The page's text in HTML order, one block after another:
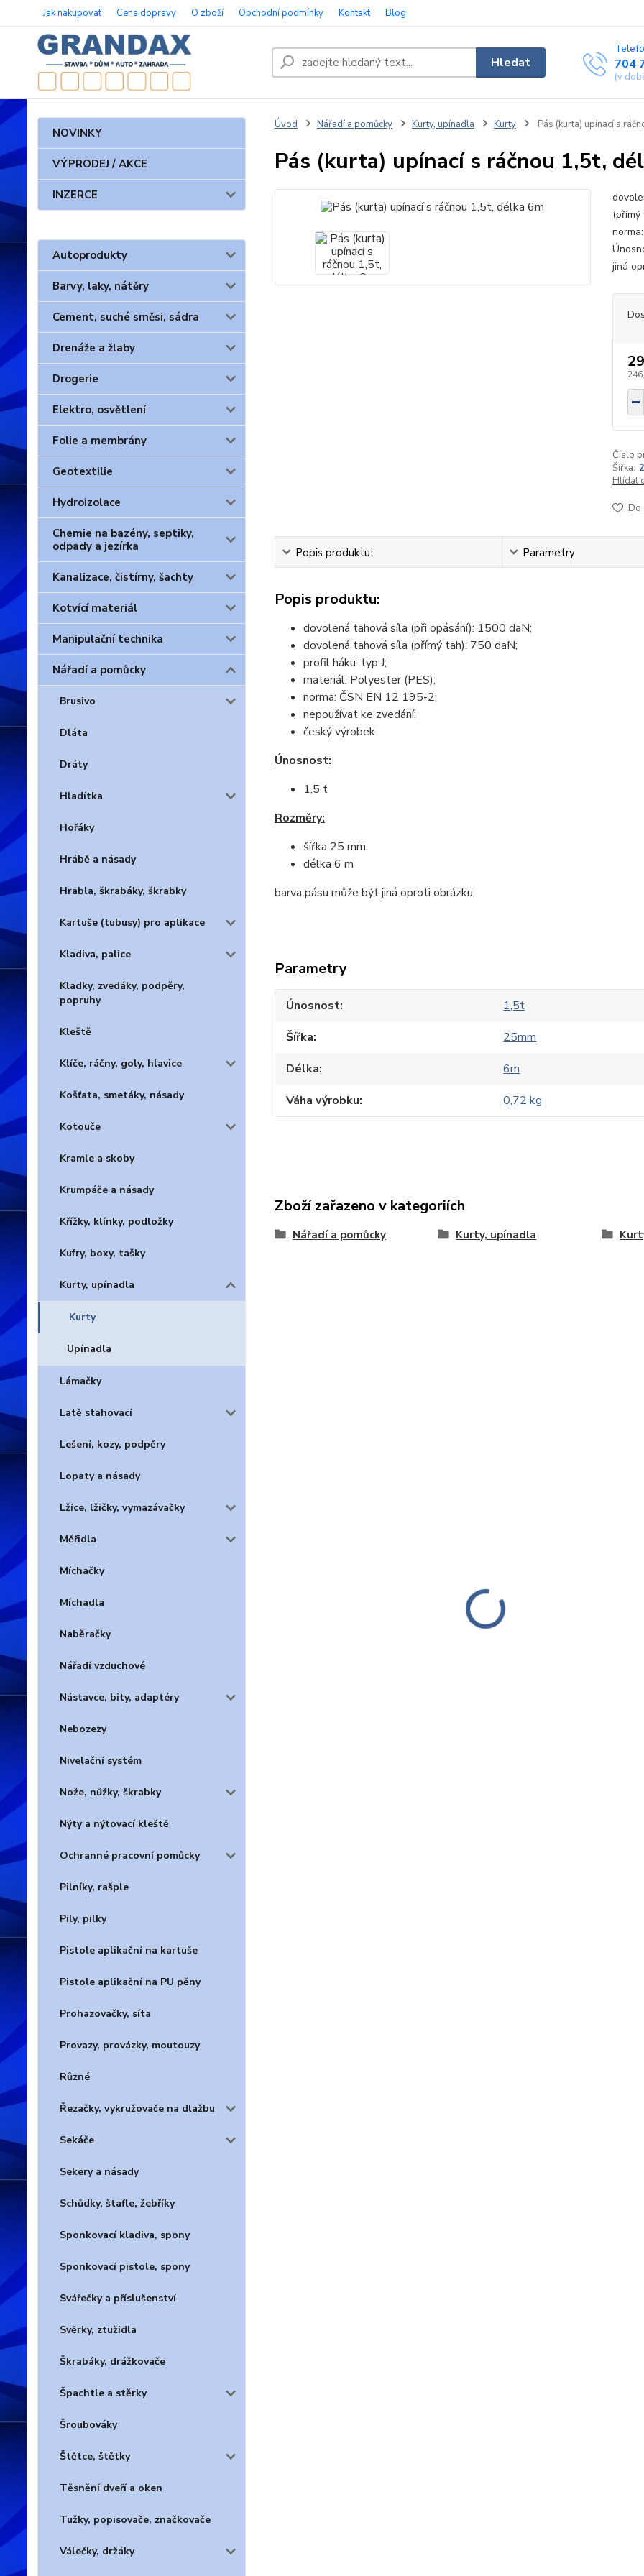
Jak nakupovat Cena dopravy O zboží Obchodní podmínky Kontakt Blog
Hledat 704
(v
NOVINKY
VÝPRODEJ / AKCE
INZERCE
Autoprodukty
Barvy, laky, nátěry
Cement, suché směsi, sádra
Drenáže a žlaby
Drogerie
Elektro, osvětlení
Folie a membrány
Geotextilie
Hydroizolace
Chemie na bazény, septiky,
odpady a jezírka
Kanalizace, čistírny, šachty
Kotvící materiál
Manipulační technika
Nářadí a pomůcky
Brusivo
Dláta
Dráty
Hladítka
Hořáky
Hrábě a násady
Hrabla, škrabáky, škrabky
Kartuše (tubusy) pro aplikace
Kladiva, palice
Kladky, zvedáky, podpěry,
popruhy
Kleště
Klíče, ráčny, goly, hlavice
Košťata, smetáky, násady
Kotouče
Kramle a skoby
Krumpáče a násady
Křížky, klínky, podložky
Kufry, boxy, tašky
Kurty, upínadla
Kurty
Upínadla
Lámačky
Latě stahovací
Lešení, kozy, podpěry
Lopaty a násady
Lžíce, lžičky, vymazávačky
Měřidla
Míchačky
Míchadla
Naběračky
Nářadí vzduchové
Nástavce, bity, adaptéry
Nebozezy
Nivelační systém
Nože, nůžky, škrabky
Nýty a nýtovací kleště
Ochranné pracovní pomůcky
Pilníky, rašple
Pily, pilky
Pistole aplikační na kartuše
Pistole aplikační na PU pěny
Prohazovačky, síta
Provazy, provázky, moutouzy
Různé
Řezačky, vykružovače na dlažbu
Sekáče
Sekery a násady
Schůdky, štafle, žebříky
Sponkovací kladiva, spony
Sponkovací pistole, spony
Svářečky a příslušenství
Svěrky, ztužidla
Škrabáky, drážkovače
Špachtle a stěrky
Šroubováky
Štětce, štětky
Těsnění dveří a oken
Tužky, popisovače, značkovače
Válečky, držáky
Úvod Nářadí a pomůcky Kurty, upínadla Kurty Pás (kurta) upínací s
Pás (kurta) upínací s ráčnou 1,5t,
(přímý
jiná
Číslo
Šířka:
Hlídat
Do
Popis produktu: Parametry
Popis produktu:
dovolená tahová síla (při opásání): 1500 daN;
dovolená tahová síla (přímý tah): 750 daN;
profil háku: typ J;
materiál: Polyester (PES);
norma: ČSN EN 12 195-2;
nepoužívat ke zvedání;
český výrobek
Únosnost:
1,5 t
Rozměry:
šířka 25 mm
délka 6 m
barva pásu může být jiná oproti obrázku
Parametry
Únosnost
1,5t
Šířka
25mm
Délka
6m
Váha výrobku
0,72 kg
Zboží zařazeno v kategoriích
Nářadí a pomůcky Kurty, upínadla